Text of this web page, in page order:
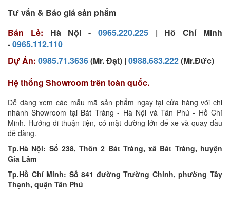
Tư vấn & Báo giá sản phẩm
Bán Lẻ: Hà Nội - 0965.220.225| Hồ Chí Minh
-0965.112.110
Dự Án: 0985.71.3636(Mr. Đạt) | 0988.683.222(Mr.Đức)
Hệ thống Showroom trên toàn quốc.
Dễ dàng xem các mẫu mã sản phẩm ngay tại cửa hàng với chi
nhánh Showroom tại Bát Tràng - Hà Nội và Tân Phú - Hồ Chí
Minh. Hướng đi thuận tiện, có mặt đường lớn để xe và quay đầu
dễ dàng.
Tp.Hà Nội: Số 238, Thôn 2 Bát Tràng, xã Bát Tràng, huyện
Gia Lâm
Tp.Hồ Chí Minh: Số 841 đường Trường Chinh, phường Tây
Thạnh, quận Tân Phú